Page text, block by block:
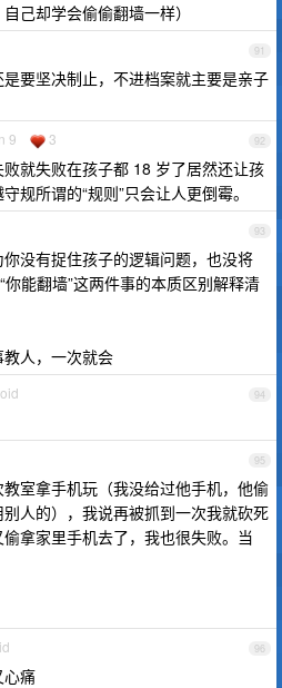
己却学会偷偷翻墙一样）
91
要坚决制止，不进档案就主要是亲子
92
9 3
就失败在孩子都 18 岁了居然还让孩
规所谓的“规则”只会让人更倒霉。
93
没有捉住孩子的逻辑问题，也没将
你能翻墙”这两件事的本质区别解释清
人，一次就会
94
95
室拿手机玩（我没给过他手机，他偷
人的），我说再被抓到一次我就砍死
拿家里手机去了，我也很失败。当
96
心痛